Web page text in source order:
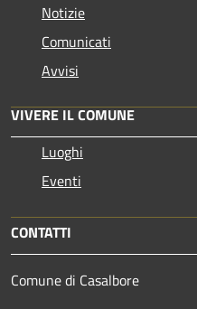
Notizie
Comunicati
Avvisi
VIVERE IL COMUNE
Luoghi
Eventi
CONTATTI
Comune di Casalbore